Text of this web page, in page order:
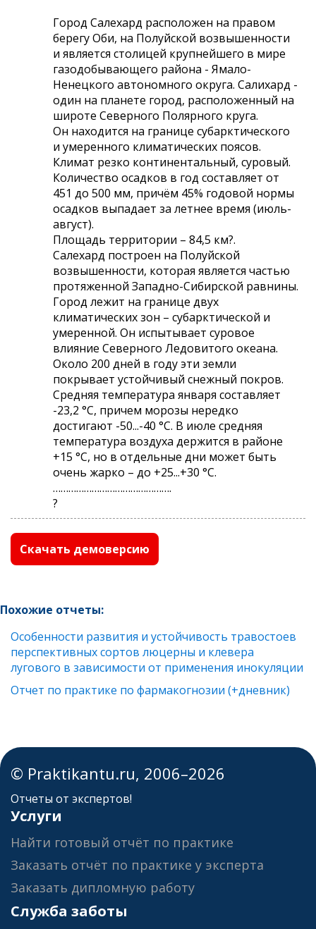
Город Салехард расположен на правом
берегу Оби, на Полуйской возвышенности
и является столицей крупнейшего в мире
газодобывающего района - Ямало-
Ненецкого автономного округа. Салихард -
один на планете город, расположенный на
широте Северного Полярного круга.
Он находится на границе субарктического
и умеренного климатических поясов.
Климат резко континентальный, суровый.
Количество осадков в год составляет от
451 до 500 мм, причём 45% годовой нормы
осадков выпадает за летнее время (июль-
август).
Площадь территории – 84,5 км?.
Салехард построен на Полуйской
возвышенности, которая является частью
протяженной Западно-Сибирской равнины.
Город лежит на границе двух
климатических зон – субарктической и
умеренной. Он испытывает суровое
влияние Северного Ледовитого океана.
Около 200 дней в году эти земли
покрывает устойчивый снежный покров.
Средняя температура января составляет
-23,2 °С, причем морозы нередко
достигают -50...-40 °С. В июле средняя
температура воздуха держится в районе
+15 °С, но в отдельные дни может быть
очень жарко – до +25...+30 °С.
……………………………………….
?
Скачать демоверсию
Похожие отчеты:
Особенности развития и устойчивость травостоев
перспективных сортов люцерны и клевера
лугового в зависимости от применения инокуляции
Отчет по практике по фармакогнозии (+дневник)
© Praktikantu.ru, 2006–2026
Отчеты от экспертов!
Услуги
Найти готовый отчёт по практике
Заказать отчёт по практике у эксперта
Заказать дипломную работу
Служба заботы